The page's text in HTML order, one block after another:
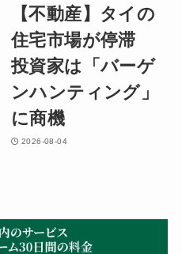
【不動産】タイの
住宅市場が停滞
投資家は「バーゲ
ンハンティング」
に商機
2026-08-04